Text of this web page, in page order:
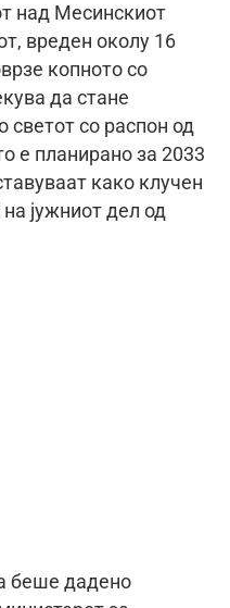
над Месинскиот
вреден околу 16
копното со
да стане
светот со распон од
е планирано за 2033
како клучен
јужниот дел од
беше дадено